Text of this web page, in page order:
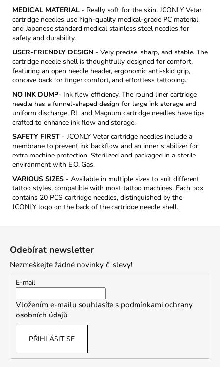
MEDICAL MATERIAL - Really soft for the skin. JCONLY Vetar
cartridge needles use high-quality medical-grade PC material
and Japanese standard medical stainless steel needles for
safety and durability.
USER-FRIENDLY DESIGN - Very precise, sharp, and stable. The
cartridge needle shell is thoughtfully designed for comfort,
featuring an open needle header, ergonomic anti-skid grip,
concave back for finger comfort, and effortless tattooing.
NO INK DUMP- Ink flow efficiency. The round liner cartridge
needle has a funnel-shaped design for large ink storage and
uniform discharge. RL and Magnum cartridge needles have tips
crafted to enhance ink flow and storage.
SAFETY FIRST - JCONLY Vetar cartridge needles include a
membrane to prevent ink backflow and an inner stabilizer for
extra machine protection. Sterilized and packaged in a sterile
environment with E.O. Gas.
VARIOUS SIZES - Available in multiple sizes to suit different
tattoo styles, compatible with most tattoo machines. Each box
contains 20 PCS cartridge needles, distinguished by the
JCONLY logo on the back of the cartridge needle shell.
Odebírat newsletter
Nezmeškejte žádné novinky či slevy!
E-mail
Vložením e-mailu souhlasíte s podmínkami ochrany
osobních údajů
PŘIHLÁSIT SE